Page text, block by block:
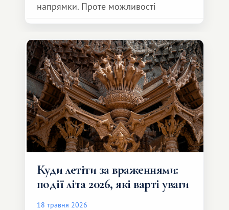
напрямки. Проте можливості
обмінної системи значно ширші.
Серед них є і Африка – континент,
який здатний подарувати зовсім
інший формат подорожі.
Куди летіти за враженнями:
події літа 2026, які варті уваги
18 травня 2026